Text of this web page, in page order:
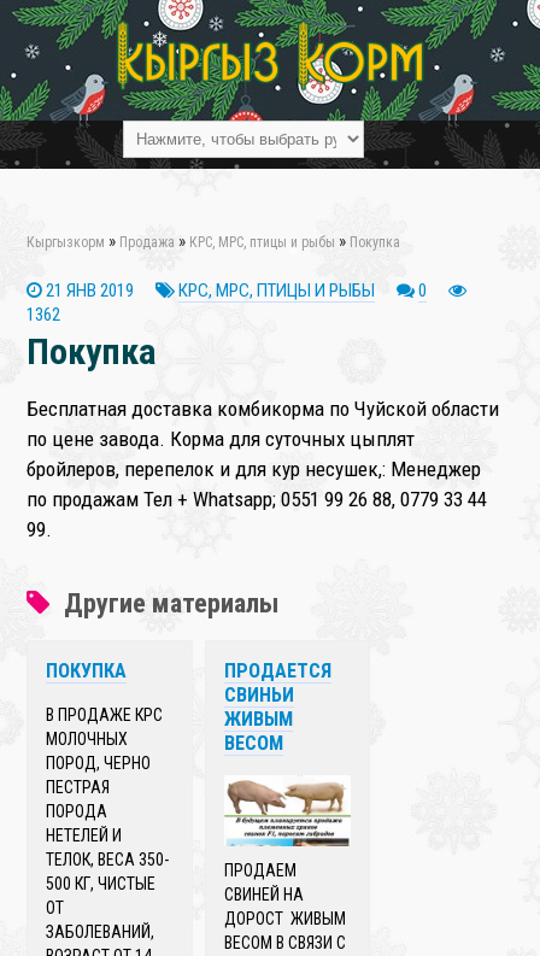
Кыргызкорм » Продажа » КРС, МРС, птицы и рыбы » Покупка
21 ЯНВ 2019 КРС, МРС, ПТИЦЫ И РЫБЫ
0
1362
Покупка
Бесплатная доставка комбикорма по Чуйской области
по цене завода. Корма для суточных цыплят
бройлеров, перепелок и для кур несушек,: Менеджер
по продажам Тел + Whatsapp; 0551 99 26 88, 0779 33 44
99.
Другие материалы
ПОКУПКА
В ПРОДАЖЕ КРС
МОЛОЧНЫХ
ПОРОД, ЧЕРНО
ПЕСТРАЯ
ПОРОДА
НЕТЕЛЕЙ И
ТЕЛОК, ВЕСА 350-
500 КГ, ЧИСТЫЕ
ОТ
ЗАБОЛЕВАНИЙ,
ПРОДАЕТСЯ
СВИНЬИ
ЖИВЫМ
ВЕСОМ
ПРОДАЕМ
СВИНЕЙ НА
ДОРОСТ ЖИВЫМ
ВЕСОМ В СВЯЗИ С
❄